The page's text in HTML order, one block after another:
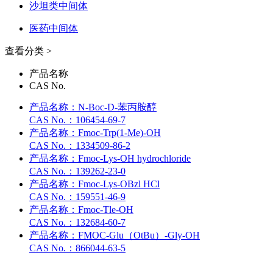
沙坦类中间体
医药中间体
查看分类 >
产品名称
CAS No.
产品名称： N-Boc-D-苯丙胺醇
CAS No.： 106454-69-7
产品名称： Fmoc-Trp(1-Me)-OH
CAS No.： 1334509-86-2
产品名称： Fmoc-Lys-OH hydrochloride
CAS No.： 139262-23-0
产品名称： Fmoc-Lys-OBzl HCl
CAS No.： 159551-46-9
产品名称： Fmoc-Tle-OH
CAS No.： 132684-60-7
产品名称： FMOC-Glu（OtBu）-Gly-OH
CAS No.： 866044-63-5